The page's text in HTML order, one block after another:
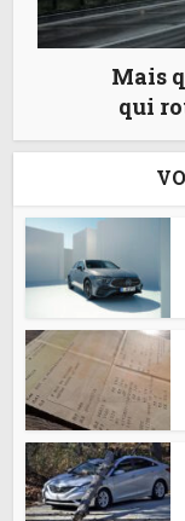
Mais
qui